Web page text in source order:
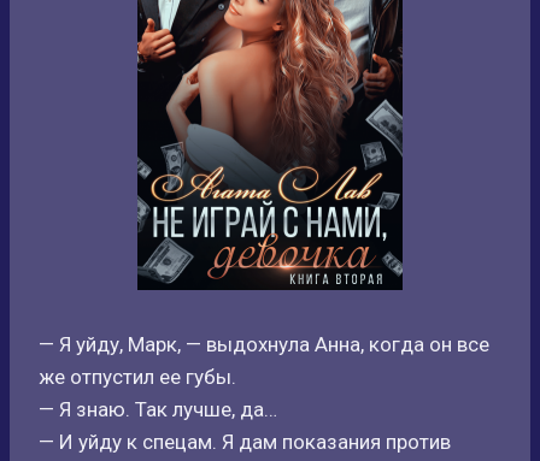
— Я уйду, Марк, — выдохнула Анна, когда он все
же отпустил ее губы.
— Я знаю. Так лучше, да…
— И уйду к спецам. Я дам показания против